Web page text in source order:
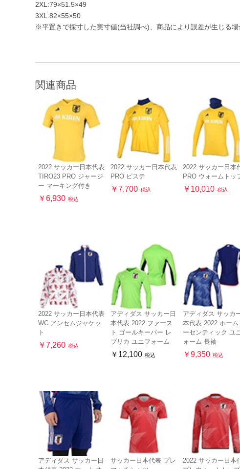
2XL:79×51.5×49
3XL:82×55×50
※平置きで採寸した実寸値(当社調べ)、商品により誤差が生じる場
関連商品
2022 サッカー日本代表
TIRO23 PRO ジャージ
ー マーキング付き
￥6,930 税込
2022 サッカー日本代表
PRO ピステ
￥7,700 税込
2022 サッカー日本
PRO ウォームトッ
￥10,010 税込
2022 サッカー日本代表
WC アンセムジャケッ
ト
￥7,260 税込
アディダス サッカー日
本代表 2022 ファース
ト ゴールキーパー レ
プリカ ユニフォーム
￥12,100 税込
アディダス サッカ
本代表 2022 ホーム
ーセンティック ユ
ォーム 長袖
￥9,350 税込
アディダス サッカー日
サッカー日本代表 プレ
2022 サッカー日本